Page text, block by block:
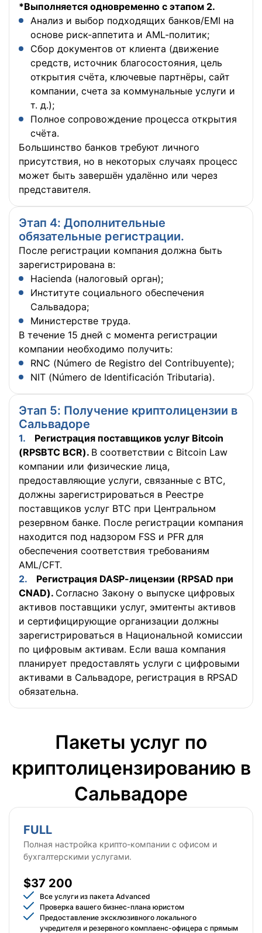
*Выполняется одновременно с этапом 2.
Анализ и выбор подходящих банков/EMI на
основе риск-аппетита и AML-политик;
Сбор документов от клиента (движение
средств, источник благосостояния, цель
открытия счёта, ключевые партнёры, сайт
компании, счета за коммунальные услуги и
т. д.);
Полное сопровождение процесса открытия
счёта.
Большинство банков требуют личного
присутствия, но в некоторых случаях процесс
может быть завершён удалённо или через
представителя.
Этап 4: Дополнительные
обязательные регистрации.
После регистрации компания должна быть
зарегистрирована в:
Hacienda (налоговый орган);
Институте социального обеспечения
Сальвадора;
Министерстве труда.
В течение 15 дней с момента регистрации
компании необходимо получить:
RNC (Número de Registro del Contribuyente);
NIT (Número de Identificación Tributaria).
Этап 5: Получение криптолицензии в
Сальвадоре
Регистрация поставщиков услуг Bitcoin
(RPSBTC BCR). В соответствии с Bitcoin Law
компании или физические лица,
предоставляющие услуги, связанные с BTC,
должны зарегистрироваться в Реестре
поставщиков услуг BTC при Центральном
резервном банке. После регистрации компания
находится под надзором FSS и PFR для
обеспечения соответствия требованиям
AML/CFT.
Регистрация DASP-лицензии (RPSAD при
CNAD). Согласно Закону о выпуске цифровых
активов поставщики услуг, эмитенты активов
и сертифицирующие организации должны
зарегистрироваться в Национальной комиссии
по цифровым активам. Если ваша компания
планирует предоставлять услуги с цифровыми
активами в Сальвадоре, регистрация в RPSAD
обязательна.
Пакеты услуг по
криптолицензированию в
Сальвадоре
FULL
Полная настройка крипто-компании с офисом и
бухгалтерскими услугами.
$37 200
Все услуги из пакета Advanced
Проверка вашего бизнес-плана юристом
Предоставление эксклюзивного локального
учредителя и резервного комплаенс-офицера с прямым